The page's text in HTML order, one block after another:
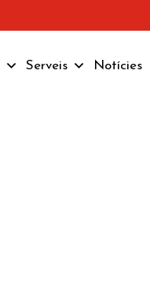
Serveis Notícies